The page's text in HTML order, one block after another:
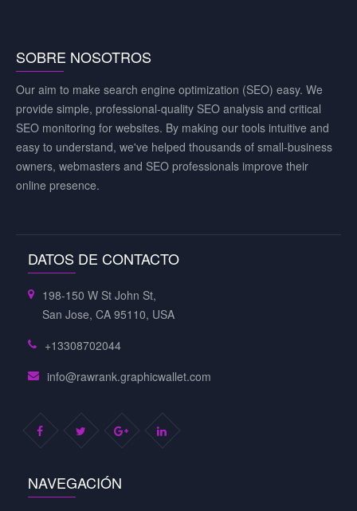
SOBRE NOSOTROS
Our aim to make search engine optimization (SEO) easy. We
provide simple, professional-quality SEO analysis and critical
SEO monitoring for websites. By making our tools intuitive and
easy to understand, we've helped thousands of small-business
owners, webmasters and SEO professionals improve their
online presence.
DATOS DE CONTACTO
198-150 W St John St,
San Jose, CA 95110, USA
+13308702044
info@rawrank.graphicwallet.com
NAVEGACIÓN